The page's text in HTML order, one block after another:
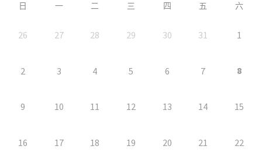
日 一 二 三 四 五 六
26 27 28 29 30 31 1
2 3 4 5 6 7 8
9 10 11 12 13 14 15
16 17 18 19 20 21 22